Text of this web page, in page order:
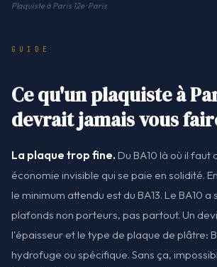
Plaquiste à Paris 12e · Paris
GUIDE
Ce qu'un plaquiste à
devrait jamais vous
La plaque trop fine. Du BA10 là où il faut
économie invisible qui se paie en solidité.
le minimum attendu est du BA13. Le BA10 a
plafonds non porteurs, pas partout. Un
l'épaisseur et le type de plaque de plâtre:
hydrofuge ou spécifique. Sans ça,